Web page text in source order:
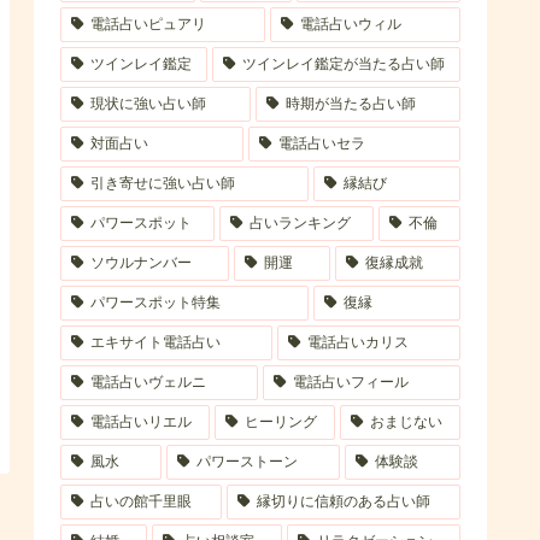
電話占いピュアリ 電話占いウィル
ツインレイ鑑定 ツインレイ鑑定が当たる占い師
現状に強い占い師 時期が当たる占い師
対面占い 電話占いセラ
引き寄せに強い占い師 縁結び
パワースポット 占いランキング 不倫
ソウルナンバー 開運 復縁成就
パワースポット特集 復縁
エキサイト電話占い 電話占いカリス
電話占いヴェルニ 電話占いフィール
電話占いリエル ヒーリング おまじない
風水 パワーストーン 体験談
占いの館千里眼 縁切りに信頼のある占い師